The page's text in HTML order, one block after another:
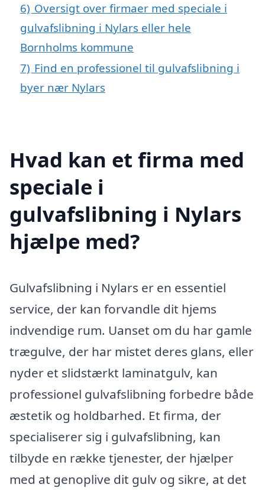
6) Oversigt over firmaer med speciale i
gulvafslibning i Nylars eller hele
Bornholms kommune
7) Find en professionel til gulvafslibning i
byer nær Nylars
Hvad kan et firma med
speciale i
gulvafslibning i Nylars
hjælpe med?
Gulvafslibning i Nylars er en essentiel
service, der kan forvandle dit hjems
indvendige rum. Uanset om du har gamle
trægulve, der har mistet deres glans, eller
nyder et slidstærkt laminatgulv, kan
professionel gulvafslibning forbedre både
æstetik og holdbarhed. Et firma, der
specialiserer sig i gulvafslibning, kan
tilbyde en række tjenester, der hjælper
med at genoplive dit gulv og sikre, at det